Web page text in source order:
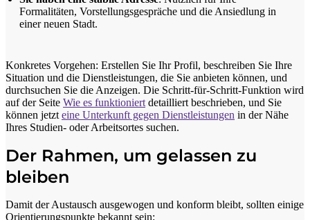
Formalitäten, Vorstellungsgespräche und die Ansiedlung in
einer neuen Stadt.
Konkretes Vorgehen: Erstellen Sie Ihr Profil, beschreiben Sie Ihre
Situation und die Dienstleistungen, die Sie anbieten können, und
durchsuchen Sie die Anzeigen. Die Schritt-für-Schritt-Funktion wird
auf der Seite Wie es funktioniertdetailliert beschrieben, und Sie
können jetzteine Unterkunft gegen Dienstleistungen in der Nähe
Ihres Studien- oder Arbeitsortes suchen.
Der Rahmen, um gelassen zu
bleiben
Damit der Austausch ausgewogen und konform bleibt, sollten einige
Orientierungspunkte bekannt sein: